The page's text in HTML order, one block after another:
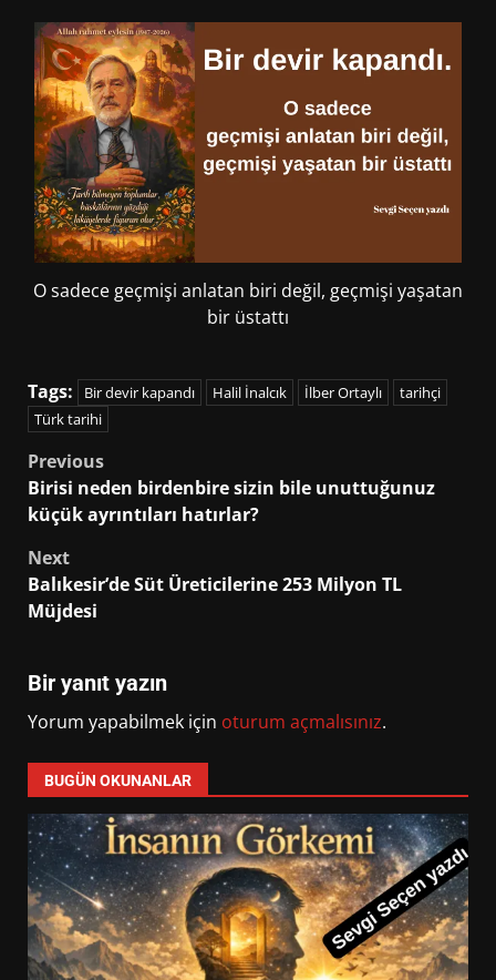
O sadece geçmişi anlatan biri değil, geçmişi yaşatan
bir üstattı
Tags: Bir devir kapandı Halil İnalcık İlber Ortaylı
tarihçi
Türk tarihi
Post
navigation
Previous
Birisi neden birdenbire sizin bile unuttuğunuz
küçük ayrıntıları hatırlar?
Next
Balıkesir’de Süt Üreticilerine 253 Milyon TL
Müjdesi
Bir yanıt yazın
Yorum yapabilmek için oturum açmalısınız.
BUGÜN OKUNANLAR